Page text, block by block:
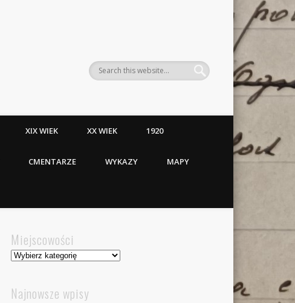
XIX WIEK XX WIEK 1920
CMENTARZE WYKAZY MAPY
Miejscowości
Miejscowości
Najnowsze wpisy